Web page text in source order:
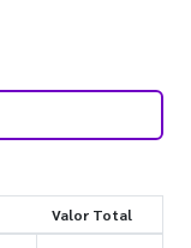
Valor Total